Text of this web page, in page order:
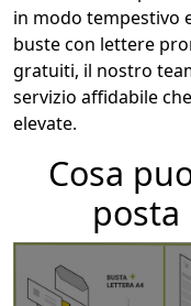
in modo tempestivo
buste con lettere
gratuiti, il nostro
servizio affidabile
elevate.
Cosa